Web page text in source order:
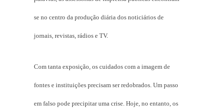
se no centro da produção diária dos noticiários de
jornais, revistas, rádios e TV.
Com tanta exposição, os cuidados com a imagem de
fontes e instituições precisam ser redobrados. Um passo
em falso pode precipitar uma crise. Hoje, no entanto, os